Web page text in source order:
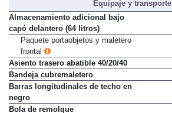
Equipaje y transporte
Almacenamiento adicional bajo
capó delantero (64 litros)
Paquete portaobjetos y maletero
frontal
Asiento trasero abatible 40/20/40
Bandeja cubremaletero
Barras longitudinales de techo en
negro